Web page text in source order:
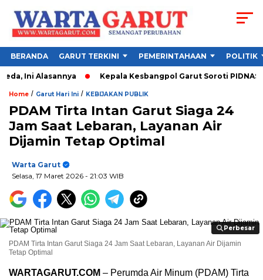
BERANDA GARUT TERKINI PEMERINTAHAAN POLITIK
Ini Alasannya Kepala Kesbangpol Garut Soroti PIDNAS
Home / Garut Hari Ini / KEBIJAKAN PUBLIK
PDAM Tirta Intan Garut Siaga 24
Jam Saat Lebaran, Layanan Air
Dijamin Tetap Optimal
Warta Garut
Selasa, 17 Maret 2026 - 21:03 WIB
Perbesar
Perbesar
PDAM Tirta Intan Garut Siaga 24 Jam Saat Lebaran, Layanan Air Dijamin
Tetap Optimal
WARTAGARUT.COM – Perumda Air Minum (PDAM) Tirta